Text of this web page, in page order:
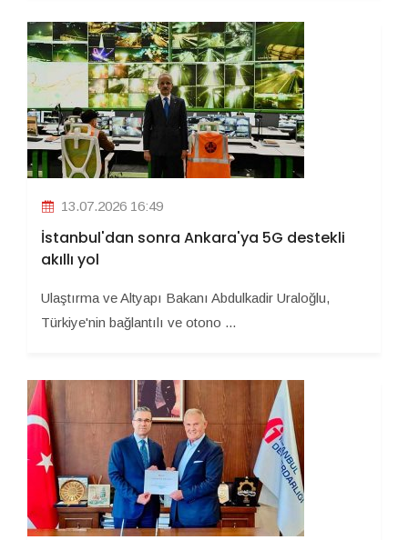
13.07.2026 16:49
İstanbul'dan sonra Ankara'ya 5G destekli
akıllı yol
Ulaştırma ve Altyapı Bakanı Abdulkadir Uraloğlu,
Türkiye'nin bağlantılı ve otono ...